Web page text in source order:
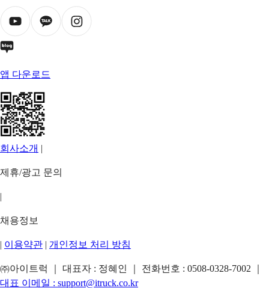
앱 다운로드
회사소개 |
제휴/광고 문의
|
채용정보
| 이용약관 | 개인정보 처리 방침
㈜아이트럭 ｜ 대표자 : 정혜인 ｜ 전화번호 : 0508-0328-7002
대표 이메일 : support@itruck.co.kr